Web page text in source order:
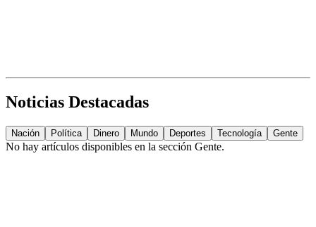
Noticias Destacadas
Nación Política Dinero Mundo Deportes Tecnología Gente
No hay artículos disponibles en la sección Gente.